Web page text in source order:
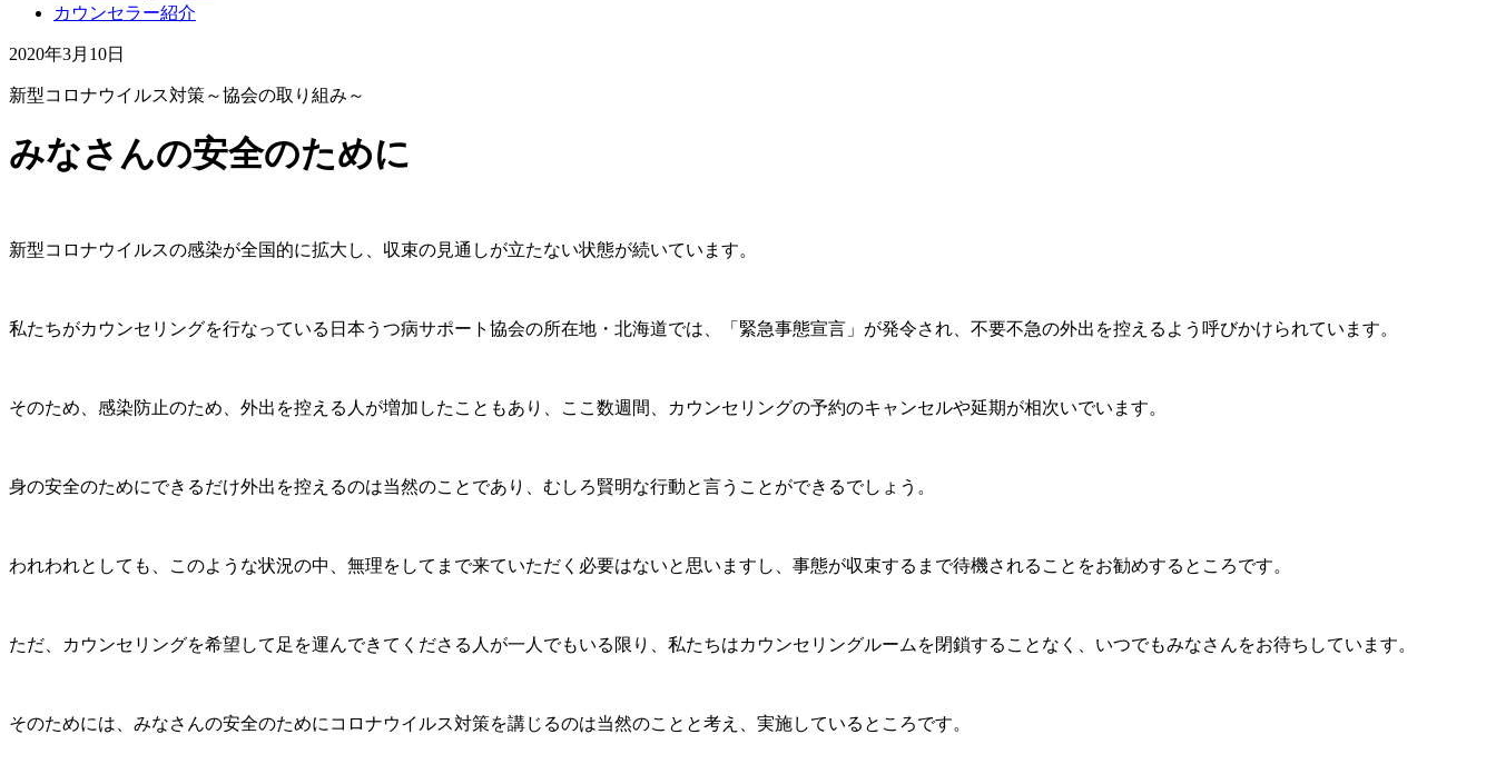
カウンセラー紹介
2020年3月10日
新型コロナウイルス対策～協会の取り組み～
みなさんの安全のために
新型コロナウイルスの感染が全国的に拡大し、収束の見通しが立たない状態が続いています。
私たちがカウンセリングを行なっている日本うつ病サポート協会の所在地・北海道では、「緊急事態宣言」が発令され、不要不急の外出を控えるよう呼びかけられています。
そのため、感染防止のため、外出を控える人が増加したこともあり、ここ数週間、カウンセリングの予約のキャンセルや延期が相次いでいます。
身の安全のためにできるだけ外出を控えるのは当然のことであり、むしろ賢明な行動と言うことができるでしょう。
われわれとしても、このような状況の中、無理をしてまで来ていただく必要はないと思いますし、事態が収束するまで待機されることをお勧めするところです。
ただ、カウンセリングを希望して足を運んできてくださる人が一人でもいる限り、私たちはカウンセリングルームを閉鎖することなく、いつでもみなさんをお待ちしています。
そのためには、みなさんの安全のためにコロナウイルス対策を講じるのは当然のことと考え、実施しているところです。